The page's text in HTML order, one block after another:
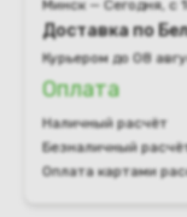
Минск — Сегодня, с
Доставка по
Курьером до 08
Оплата
Наличный расчёт
Безналичный
Оплата картами